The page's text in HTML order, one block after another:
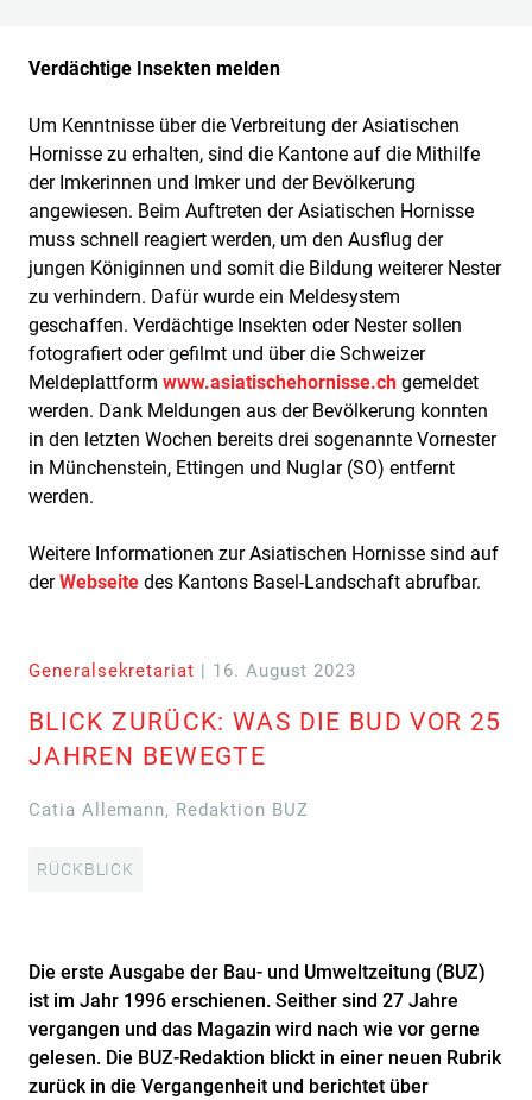
Verdächtige Insekten melden
Um Kenntnisse über die Verbreitung der Asiatischen
Hornisse zu erhalten, sind die Kantone auf die Mithilfe
der Imkerinnen und Imker und der Bevölkerung
angewiesen. Beim Auftreten der Asiatischen Hornisse
muss schnell reagiert werden, um den Ausflug der
jungen Königinnen und somit die Bildung weiterer Nester
zu verhindern. Dafür wurde ein Meldesystem
geschaffen. Verdächtige Insekten oder Nester sollen
fotografiert oder gefilmt und über die Schweizer
Meldeplattform www.asiatischehornisse.ch gemeldet
werden. Dank Meldungen aus der Bevölkerung konnten
in den letzten Wochen bereits drei sogenannte Vornester
in Münchenstein, Ettingen und Nuglar (SO) entfernt
werden.
Weitere Informationen zur Asiatischen Hornisse sind auf
derWebseite des Kantons Basel-Landschaft abrufbar.
Generalsekretariat | 16. August 2023
BLICK ZURÜCK: WAS DIE BUD VOR 25
JAHREN BEWEGTE
Catia Allemann, Redaktion BUZ
RÜCKBLICK
Die erste Ausgabe der Bau- und Umweltzeitung (BUZ)
ist im Jahr 1996 erschienen. Seither sind 27 Jahre
vergangen und das Magazin wird nach wie vor gerne
gelesen. Die BUZ-Redaktion blickt in einer neuen Rubrik
zurück in die Vergangenheit und berichtet über